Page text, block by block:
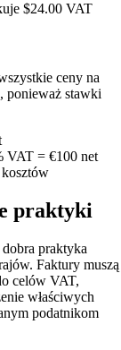
$24.00 VAT
ceny na
ponieważ stawki
VAT = €100 net
praktyki
praktyka
Faktury muszą
celów VAT,
właściwych
podatnikom